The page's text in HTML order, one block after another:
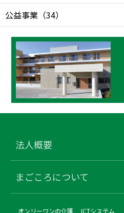
公益事業 （34）
法人概要
まごころについて
オンリーワンの介護 ICTシステム